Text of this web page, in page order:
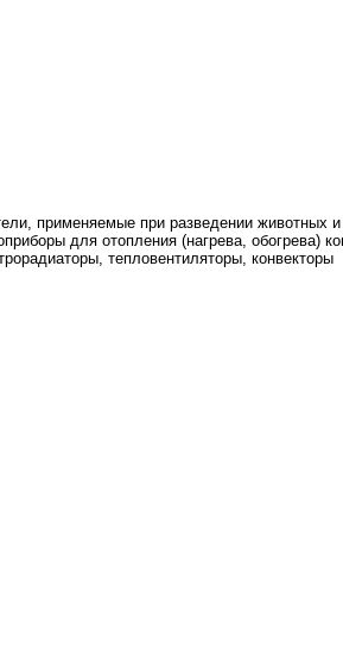
применяемые при разведении животных
для отопления (нагрева, обогрева)
тепловентиляторы, конвекторы